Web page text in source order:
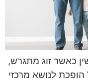
כאשר זוג מתגרש,
לנושא מרכזי